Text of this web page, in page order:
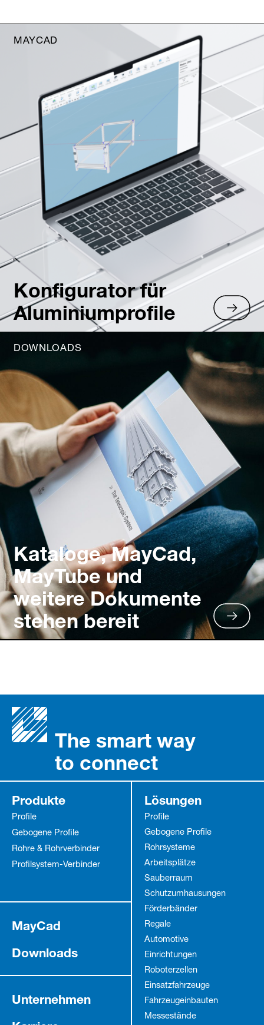
MAYCAD
Konfigurator für
Aluminiumprofile
DOWNLOADS
Kataloge, MayCad,
MayTube und
weitere Dokumente
stehen bereit
The smart way
to connect
Produkte
Profile
Gebogene Profile
Rohre & Rohrverbinder
Profilsystem-Verbinder
Lösungen
Profile
Gebogene Profile
Rohrsysteme
Arbeitsplätze
Sauberraum
Schutz­umhausungen
Förderbänder
Regale
Automotive
Einrichtungen
Roboterzellen
Einsatzfahrzeuge
Fahrzeug­einbauten
Messestände
MayCad
Downloads
Unternehmen